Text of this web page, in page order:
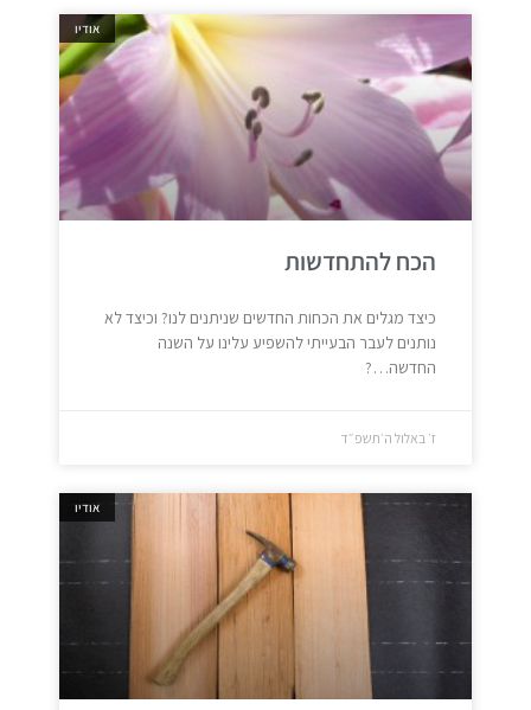
אודיו
הכח להתחדשות
כיצד מגלים את הכחות החדשים שניתנים לנו? וכיצד לא
נותנים לעבר הבעייתי להשפיע עלינו על השנה
החדשה…?
ז׳ באלול ה׳תשפ״ד
אודיו